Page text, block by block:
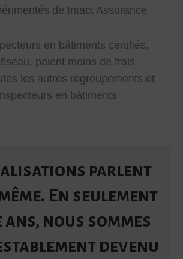
de Intact Assurance
en bâtiments certifiés,
paient moins de frais
les autres regroupements et
en bâtiments
parlent
En seulement
nous sommes
devenu